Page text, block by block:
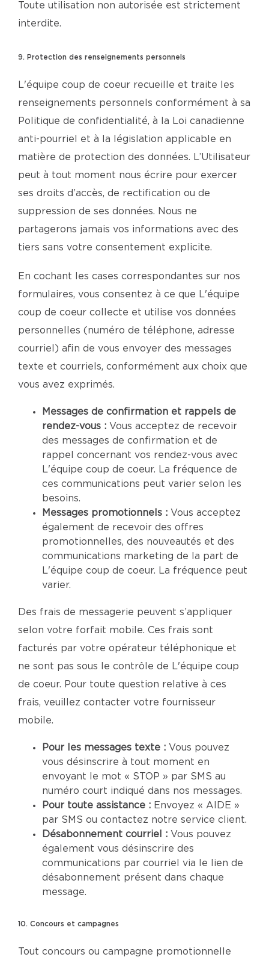
Toute utilisation non autorisée est strictement
interdite.
9. Protection des renseignements personnels
L'équipe coup de coeur recueille et traite les
renseignements personnels conformément à sa
Politique de confidentialité, à la Loi canadienne
anti-pourriel et à la législation applicable en
matière de protection des données. L’Utilisateur
peut à tout moment nous écrire pour exercer
ses droits d’accès, de rectification ou de
suppression de ses données. Nous ne
partagerons jamais vos informations avec des
tiers sans votre consentement explicite.
En cochant les cases correspondantes sur nos
formulaires, vous consentez à ce que L'équipe
coup de coeur collecte et utilise vos données
personnelles (numéro de téléphone, adresse
courriel) afin de vous envoyer des messages
texte et courriels, conformément aux choix que
vous avez exprimés.
Messages de confirmation et rappels de
rendez-vous : Vous acceptez de recevoir
des messages de confirmation et de
rappel concernant vos rendez-vous avec
L'équipe coup de coeur. La fréquence de
ces communications peut varier selon les
besoins.
Messages promotionnels : Vous acceptez
également de recevoir des offres
promotionnelles, des nouveautés et des
communications marketing de la part de
L'équipe coup de coeur. La fréquence peut
varier.
Des frais de messagerie peuvent s’appliquer
selon votre forfait mobile. Ces frais sont
facturés par votre opérateur téléphonique et
ne sont pas sous le contrôle de L'équipe coup
de coeur. Pour toute question relative à ces
frais, veuillez contacter votre fournisseur
mobile.
Pour les messages texte : Vous pouvez
vous désinscrire à tout moment en
envoyant le mot « STOP » par SMS au
numéro court indiqué dans nos messages.
Pour toute assistance : Envoyez « AIDE »
par SMS ou contactez notre service client.
Désabonnement courriel : Vous pouvez
également vous désinscrire des
communications par courriel via le lien de
désabonnement présent dans chaque
message.
10. Concours et campagnes
Tout concours ou campagne promotionnelle